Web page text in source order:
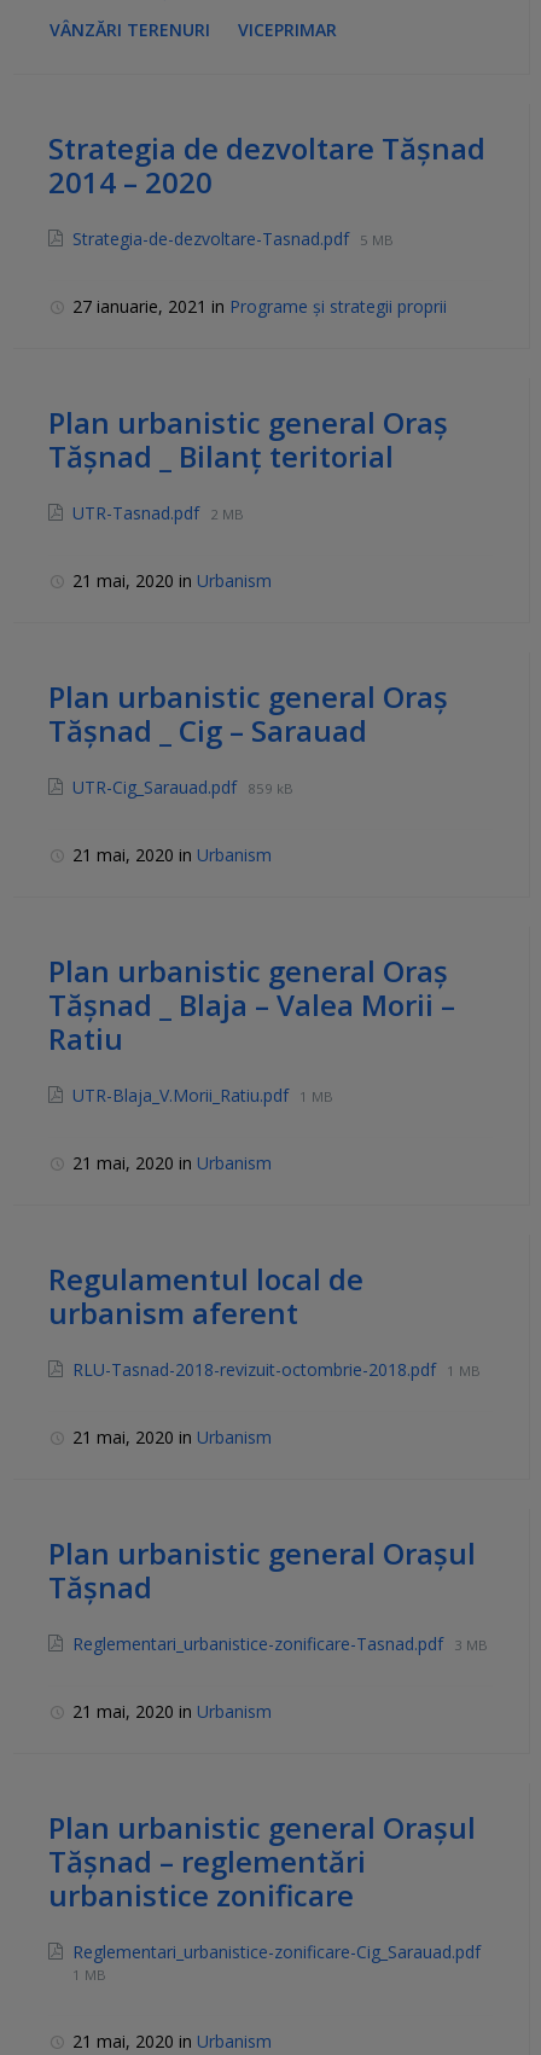
VÂNZĂRI TERENURI
VICEPRIMAR
Strategia de dezvoltare Tășnad
2014 – 2020
Strategia-de-dezvoltare-Tasnad.pdf 5 MB
27 ianuarie, 2021 in Programe și strategii proprii
Plan urbanistic general Oraș
Tășnad _ Bilanț teritorial
UTR-Tasnad.pdf 2 MB
21 mai, 2020 in Urbanism
Plan urbanistic general Oraș
Tășnad _ Cig – Sarauad
UTR-Cig_Sarauad.pdf 859 kB
21 mai, 2020 in Urbanism
Plan urbanistic general Oraș
Tășnad _ Blaja – Valea Morii –
Ratiu
UTR-Blaja_V.Morii_Ratiu.pdf 1 MB
21 mai, 2020 in Urbanism
Regulamentul local de
urbanism aferent
RLU-Tasnad-2018-revizuit-octombrie-2018.pdf 1 MB
21 mai, 2020 in Urbanism
Plan urbanistic general Orașul
Tășnad
Reglementari_urbanistice-zonificare-Tasnad.pdf 3 MB
21 mai, 2020 in Urbanism
Plan urbanistic general Orașul
Tășnad – reglementări
urbanistice zonificare
Reglementari_urbanistice-zonificare-Cig_Sarauad.pdf
1 MB
21 mai, 2020 in Urbanism